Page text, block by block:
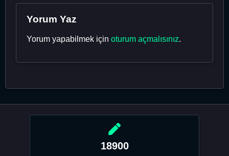
Yorum Yaz
Yorum yapabilmek için oturum açmalısınız.
18900